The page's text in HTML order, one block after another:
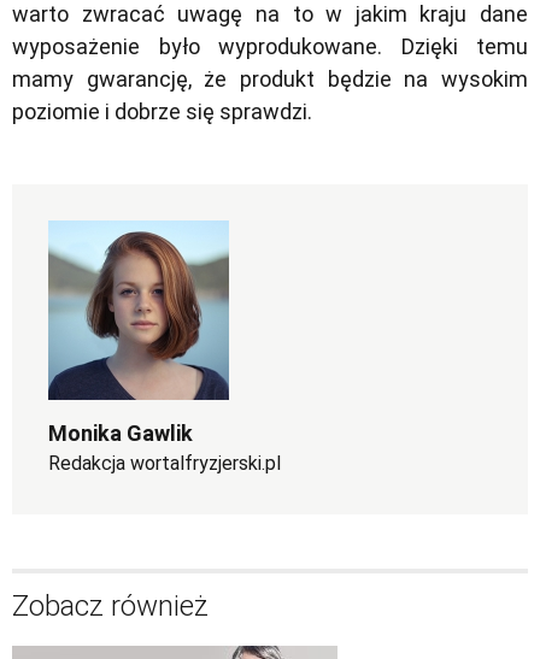
warto zwracać uwagę na to w jakim kraju dane
wyposażenie było wyprodukowane. Dzięki temu
mamy gwarancję, że produkt będzie na wysokim
poziomie i dobrze się sprawdzi.
Monika Gawlik
Redakcja wortalfryzjerski.pl
Zobacz również